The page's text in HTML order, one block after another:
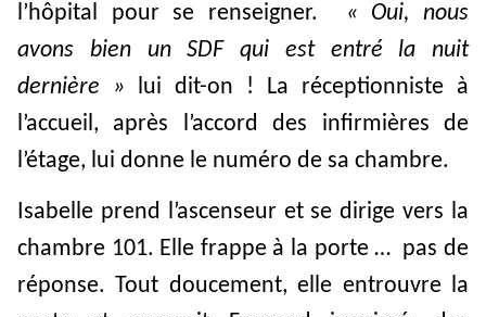
l’hôpital pour se renseigner.
« Oui, nous
avons bien un SDF qui est entré la nuit
dernière » lui dit-on ! La réceptionniste à
l’accueil, après l’accord des infirmières de
l’étage, lui donne le numéro de sa chambre.
Isabelle prend l’ascenseur et se dirige vers la
chambre 101. Elle frappe à la porte … pas de
réponse. Tout doucement, elle entrouvre la